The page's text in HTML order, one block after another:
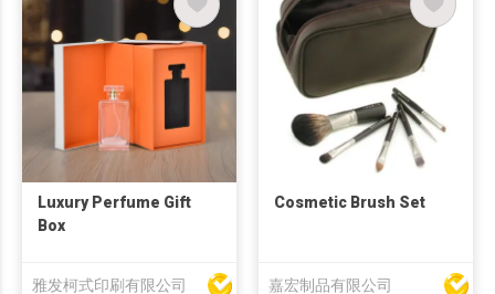
Luxury Perfume Gift
Box
雅发柯式印刷有限公司
Cosmetic Brush Set
嘉宏制品有限公司